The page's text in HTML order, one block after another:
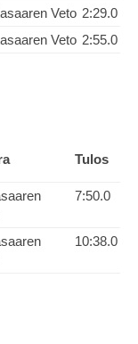
Veto 2:29.0
Veto 2:55.0
Tulos
7:50.0
10:38.0